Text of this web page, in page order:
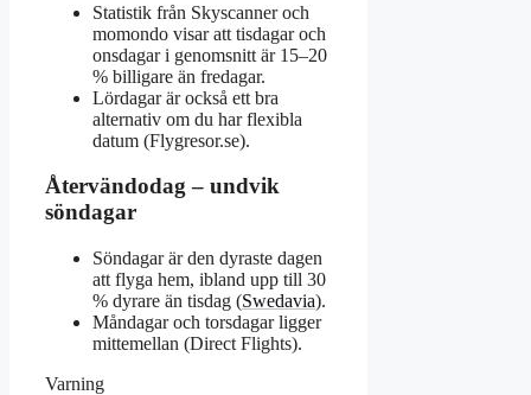
Statistik från Skyscanner och
momondo visar att tisdagar och
onsdagar i genomsnitt är 15–20
% billigare än fredagar.
Lördagar är också ett bra
alternativ om du har flexibla
datum (Flygresor.se).
Återvändodag – undvik
söndagar
Söndagar är den dyraste dagen
att flyga hem, ibland upp till 30
% dyrare än tisdag (Swedavia).
Måndagar och torsdagar ligger
mittemellan (Direct Flights).
Varning